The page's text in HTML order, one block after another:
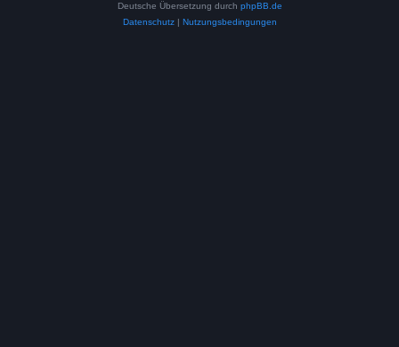
Deutsche Übersetzung durch phpBB.de
Datenschutz| Nutzungsbedingungen